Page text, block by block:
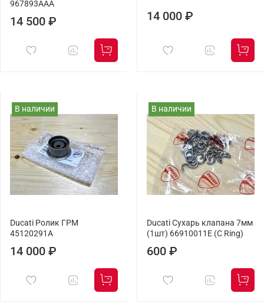
967893AAA
14 500 ₽ 14 000 ₽
В наличии
Ducati Ролик ГРМ
45120291A
14 000 ₽
В наличии
Ducati Сухарь клапана 7мм
(1шт) 66910011E (C Ring)
600 ₽